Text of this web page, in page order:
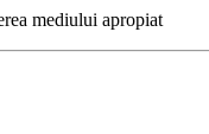
mediului apropiat